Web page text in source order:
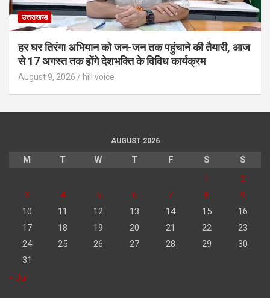
उत्तराखण्ड
हर घर तिरंगा अभियान को जन-जन तक पहुंचाने की तैयारी, आज
से 17 अगस्त तक होंगे देशभक्ति के विविध कार्यक्रम
August 9, 2026 hill voice
AUGUST 2026
M T W T F S
S
1
2
3
4 5 6 7 8
9
10
11 12 13 14 15
16
17
18 19 20 21 22
23
24
25 26 27 28 29
30
31
« Jul